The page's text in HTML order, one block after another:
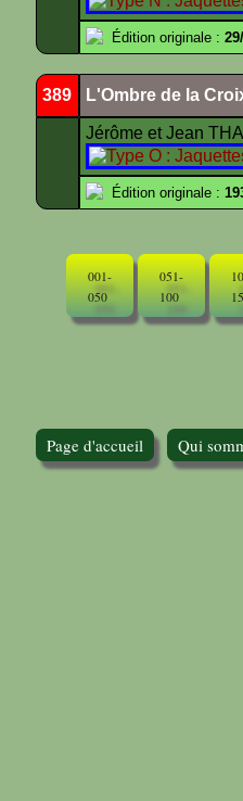
Édition originale :
389 L'Ombre de la
Jérôme et Jean
Édition originale :
001-
050
051-
100
Page d'accueil Qui